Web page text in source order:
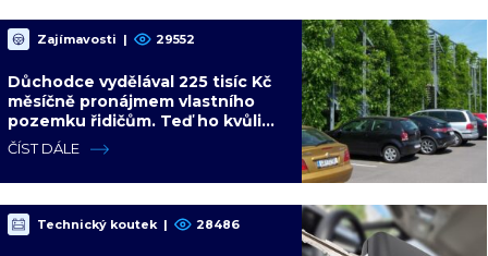
Zajímavosti | 29552
Důchodce vydělával 225 tisíc Kč
měsíčně pronájmem vlastního
pozemku řidičům. Teď ho kvůli
tomu čeká soud
ČÍST DÁLE
Technický koutek | 28486